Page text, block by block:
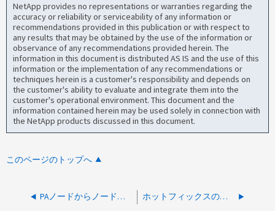
NetApp provides no representations or warranties regarding the
accuracy or reliability or serviceability of any information or
recommendations provided in this publication or with respect to
any results that may be obtained by the use of the information or
observance of any recommendations provided herein. The
information in this document is distributed AS IS and the use of this
information or the implementation of any recommendations or
techniques herein is a customer's responsibility and depends on
the customer's ability to evaluate and integrate them into the
customer's operational environment. This document and the
information contained herein may be used solely in connection with
the NetApp products discussed in this document.
このページのトップへ
PAノードからノードを承認できません ホットフィックスのアップグレード中にポート 22 の管理ノードに接続できない